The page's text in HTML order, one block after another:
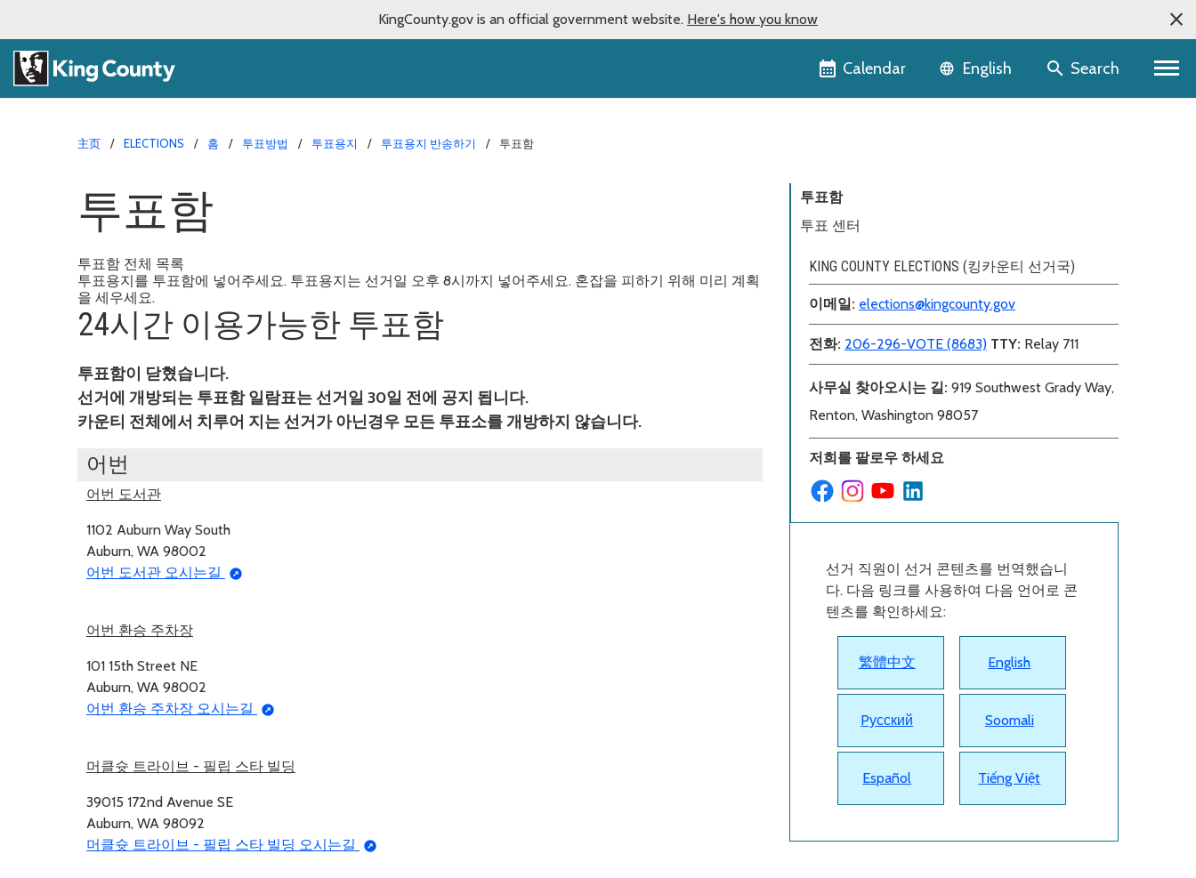
KingCounty.gov is an official government website. Here's how you know
Calendar Language selector
English Search
主页 ELECTIONS 홈 투표방법 투표용지 투표용지 반송하기 투표함
투표함
투표함 전체 목록
투표용지를 투표함에 넣어주세요. 투표용지는 선거일 오후 8시까지 넣어주세요. 혼잡을 피하기 위해 미리 계획
을 세우세요.
24시간 이용가능한 투표함
투표함이 닫혔습니다.
선거에 개방되는 투표함 일람표는 선거일 30일 전에 공지 됩니다.
카운티 전체에서 치루어 지는 선거가 아닌경우 모든 투표소를 개방하지 않습니다.
어번
어번 도서관
1102 Auburn Way South
Auburn, WA 98002
어번 도서관 오시는길
어번 환승 주차장
101 15th Street NE
Auburn, WA 98002
어번 환승 주차장 오시는길
머클슛 트라이브 - 필립 스타 빌딩
39015 172nd Avenue SE
Auburn, WA 98092
머클슛 트라이브 - 필립 스타 빌딩 오시는길
투표함
투표 센터
KING COUNTY ELECTIONS (킹카운티 선거국)
이메일: elections@kingcounty.gov
전화: 206-296-VOTE (8683) TTY: Relay 711
사무실 찾아오시는 길: 919 Southwest Grady Way,
Renton, Washington 98057
저희를 팔로우 하세요
선거 직원이 선거 콘텐츠를 번역했습니
다. 다음 링크를 사용하여 다음 언어로 콘
텐츠를 확인하세요:
繁體中文 English
Pусский Soomali
Español Tiếng Việt